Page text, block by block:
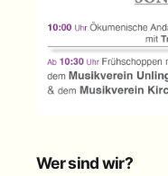
Wer sind wir?